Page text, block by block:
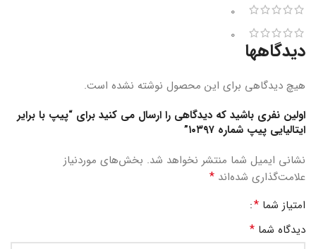
0
0
دیدگاهها
هیچ دیدگاهی برای این محصول نوشته نشده است.
اولین نفری باشید که دیدگاهی را ارسال می کنید برای “پیپ با برایر
ایتالیایی پیپ شماره ۱۰۳۹۷”
نشانی ایمیل شما منتشر نخواهد شد. بخش‌های موردنیاز
علامت‌گذاری شده‌اند *
امتیاز شما *
دیدگاه شما *